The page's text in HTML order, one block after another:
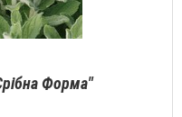
Форма"